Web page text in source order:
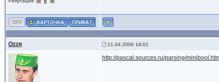
Ozzя 11.04.2006 14:01
http://pascal.sources.ru/parsing/